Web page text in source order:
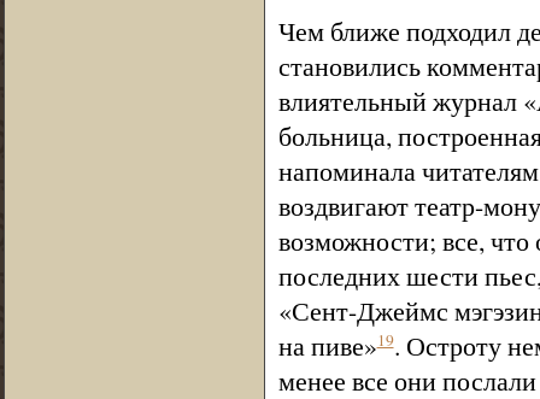
Чем ближе подходил
становились
влиятельный журнал
больница,
напоминала
воздвигают театр-
возможности; все, что
последних шести
«Сент-Джеймс
на пиве»19. Остроту
менее все они